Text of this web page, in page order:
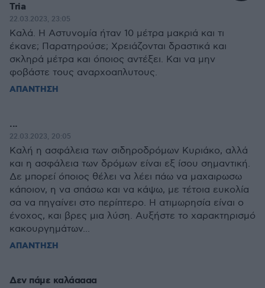
Tria
22.03.2023, 23:05
Καλά. Η Αστυνομία ήταν 10 μέτρα μακριά και τι
έκανε; Παρατηρούσε; Χρειάζονται δραστικά και
σκληρά μέτρα και όποιος αντέξει. Και να μην
φοβάστε τους αναρχοαπλυτους.
ΑΠΑΝΤΗΣΗ
...
22.03.2023, 20:05
Καλή η ασφάλεια των σιδηροδρόμων Κυριάκο, αλλά
και η ασφάλεια των δρόμων είναι εξ ίσου σημαντική.
Δε μπορεί όποιος θέλει να λέει πάω να μαχαιρωσω
κάποιον, η να σπάσω και να κάψω, με τέτοια ευκολία
σα να πηγαίνει στο περίπτερο. Η ατιμωρησία είναι ο
ένοχος, και βρες μια λύση. Αυξήστε το χαρακτηρισμό
κακουργημάτων...
ΑΠΑΝΤΗΣΗ
Δεν πάμε καλάαααα